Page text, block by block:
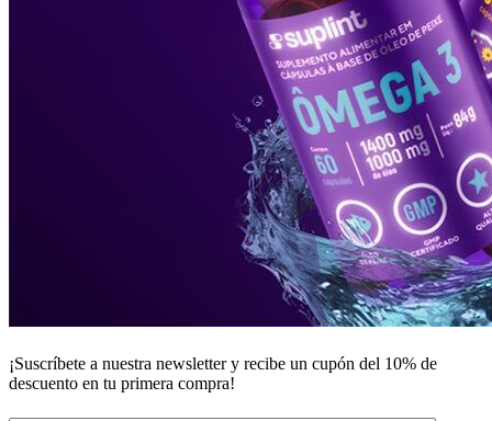
¡Suscríbete a nuestra newsletter y recibe un cupón del 10% de
descuento en tu primera compra!